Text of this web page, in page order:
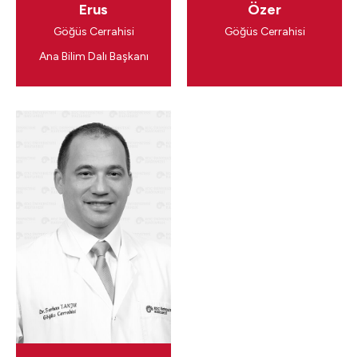
Erus
Göğüs Cerrahisi
Ana Bilim Dalı Başkanı
Özer
Göğüs Cerrahisi